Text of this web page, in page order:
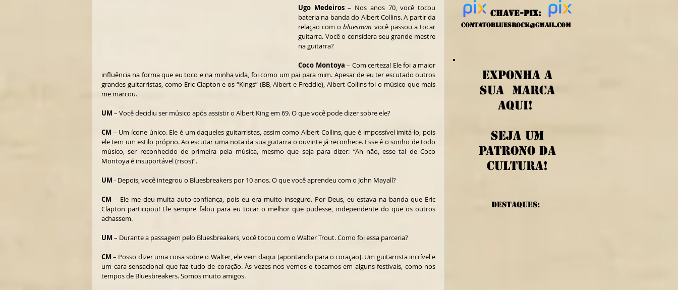
Ugo Medeiros – Nos anos 70, você tocou
bateria na banda do Albert Collins. A partir da
relação com o bluesman você passou a tocar
guitarra. Você o considera seu grande mestre
na guitarra?
Coco Montoya – Com certeza! Ele foi a maior
influência na forma que eu toco e na minha vida, foi como um pai para mim. Apesar de eu ter escutado outros
grandes guitarristas, como Eric Clapton e os “Kings” (BB, Albert e Freddie), Albert Collins foi o músico que mais
me marcou.
UM – Você decidiu ser músico após assistir o Albert King em 69. O que você pode dizer sobre ele?
CM – Um ícone único. Ele é um daqueles guitarristas, assim como Albert Collins, que é impossível imitá-lo, pois
ele tem um estilo próprio. Ao escutar uma nota da sua guitarra o ouvinte já reconhece. Esse é o sonho de todo
músico, ser reconhecido de primeira pela música, mesmo que seja para dizer: “Ah não, esse tal de Coco
Montoya é insuportável (risos)”.
UM - Depois, você integrou o Bluesbreakers por 10 anos. O que você aprendeu com o John Mayall?
CM – Ele me deu muita auto-confiança, pois eu era muito inseguro. Por Deus, eu estava na banda que Eric
Clapton participou! Ele sempre falou para eu tocar o melhor que pudesse, independente do que os outros
achassem.
UM – Durante a passagem pelo Bluesbreakers, você tocou com o Walter Trout. Como foi essa parceria?
CM – Posso dizer uma coisa sobre o Walter, ele vem daqui [apontando para o coração]. Um guitarrista incrível e
um cara sensacional que faz tudo de coração. Às vezes nos vemos e tocamos em alguns festivais, como nos
tempos de Bluesbreakers. Somos muito amigos.
chave-PIX:
contatobluesrock@gmail.com
exponha a
sua marca
aqui!
Seja um
patrono da
cultura!
Destaques: